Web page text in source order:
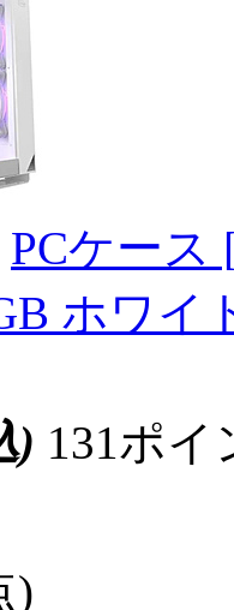
PCケース
ホワイ
) 131ポ
)